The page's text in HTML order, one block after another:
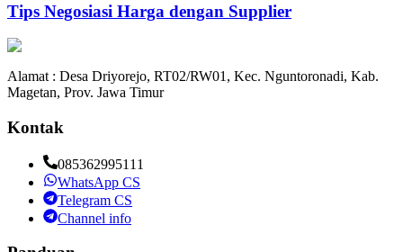
Tips Negosiasi Harga dengan Supplier
Alamat : Desa Driyorejo, RT02/RW01, Kec. Nguntoronadi, Kab.
Magetan, Prov. Jawa Timur
Kontak
085362995111
WhatsApp CS
Telegram CS
Channel info